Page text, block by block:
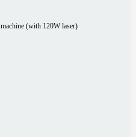
(with 120W laser)